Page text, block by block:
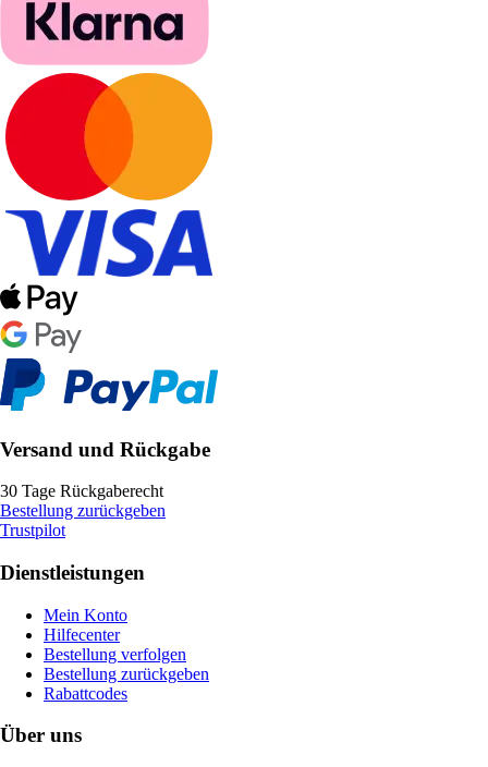
Versand und Rückgabe
30 Tage Rückgaberecht
Bestellung zurückgeben
Trustpilot
Dienstleistungen
Mein Konto
Hilfecenter
Bestellung verfolgen
Bestellung zurückgeben
Rabattcodes
Über uns